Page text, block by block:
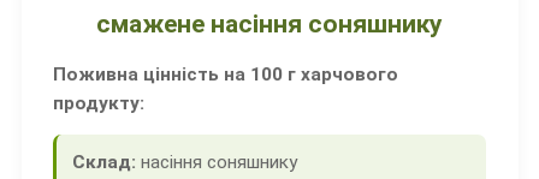
смажене насіння соняшнику
Поживна цінність на 100 г харчового
продукту:
Склад: насіння соняшнику